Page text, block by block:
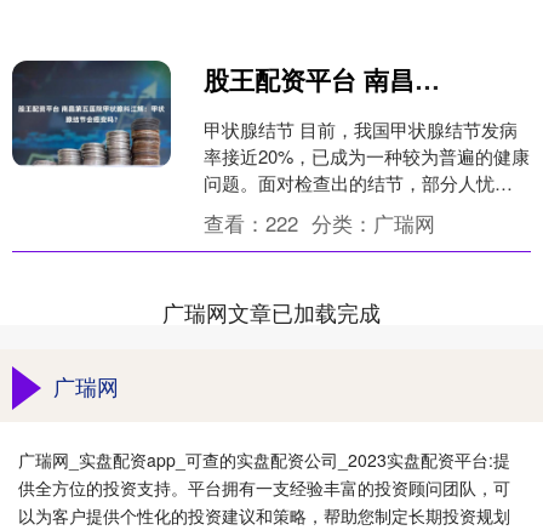
股王配资平台 南昌第五医院甲状腺科江辉：甲状腺结节会癌变吗？
甲状腺结节 目前，我国甲状腺结节发病
率接近20%，已成为一种较为普遍的健康
问题。面对检查出的结节，部分人忧虑
其可能发展为癌症，心生忧虑；而另一
些人则认为问题不大....
查看：222 分类： 广瑞网
广瑞网文章已加载完成
广瑞网
广瑞网_实盘配资app_可查的实盘配资公司_2023实盘配资平台:提
供全方位的投资支持。平台拥有一支经验丰富的投资顾问团队，可
以为客户提供个性化的投资建议和策略，帮助您制定长期投资规划